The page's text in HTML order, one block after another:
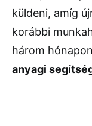
küldeni, amíg
korábbi
három
anyagi